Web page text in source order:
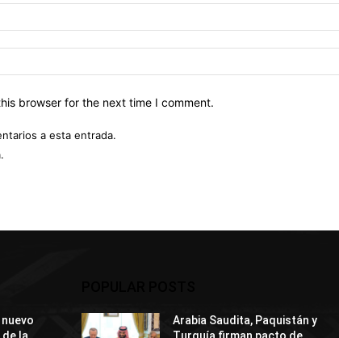
browser for the next time I comment.
a esta entrada.
la
Arabia Saudita, Paquistán y
Turquía firman pacto de